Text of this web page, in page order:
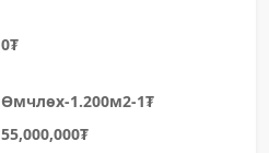
0₮
Өмчлөх-1.200м2-1₮
55,000,000₮